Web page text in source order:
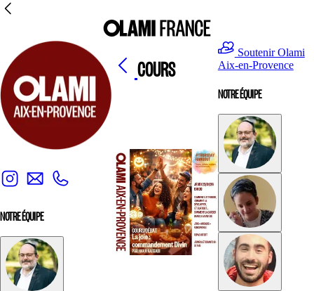
NOTRE ÉQUIPE
COURS
Soutenir Olami
Aix-en-Provence
NOTRE ÉQUIPE